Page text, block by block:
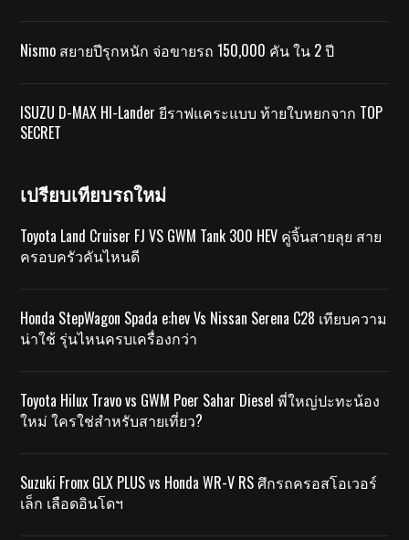
Nismo สยายปีรุกหนัก จ่อขายรถ 150,000 คัน ใน 2 ปี
ISUZU D-MAX HI-Lander ยีราฟแคระแบบ ท้ายใบหยกจาก TOP
SECRET
เปรียบเทียบรถใหม่
Toyota Land Cruiser FJ VS GWM Tank 300 HEV คู่จิ้นสายลุย สาย
ครอบครัวคันไหนดี
Honda StepWagon Spada e:hev Vs Nissan Serena C28 เทียบความ
น่าใช้ รุ่นไหนครบเครื่องกว่า
Toyota Hilux Travo vs GWM Poer Sahar Diesel พี่ใหญ่ปะทะน้อง
ใหม่ ใครใช่สำหรับสายเที่ยว?
Suzuki Fronx GLX PLUS vs Honda WR-V RS ศึกรถครอสโอเวอร์
เล็ก เลือดอินโดฯ